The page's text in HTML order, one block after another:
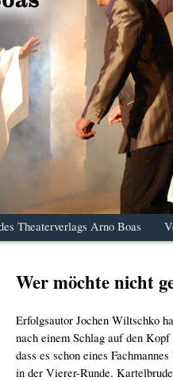
Theaterverlags Arno Boas
Wer möchte nicht
Erfolgsautor Jochen Wiltschko
nach einem Schlag auf den
dass es schon eines
in der Vierer-Runde.